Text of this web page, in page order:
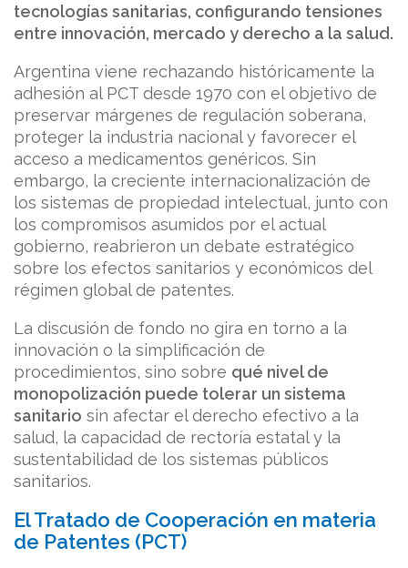
tecnologías sanitarias, configurando tensiones
entre innovación, mercado y derecho a la salud.
Argentina viene rechazando históricamente la
adhesión al PCT desde 1970 con el objetivo de
preservar márgenes de regulación soberana,
proteger la industria nacional y favorecer el
acceso a medicamentos genéricos. Sin
embargo, la creciente internacionalización de
los sistemas de propiedad intelectual, junto con
los compromisos asumidos por el actual
gobierno, reabrieron un debate estratégico
sobre los efectos sanitarios y económicos del
régimen global de patentes.
La discusión de fondo no gira en torno a la
innovación o la simplificación de
procedimientos, sino sobre qué nivel de
monopolización puede tolerar un sistema
sanitario sin afectar el derecho efectivo a la
salud, la capacidad de rectoría estatal y la
sustentabilidad de los sistemas públicos
sanitarios.
El Tratado de Cooperación en materia
de Patentes (PCT)